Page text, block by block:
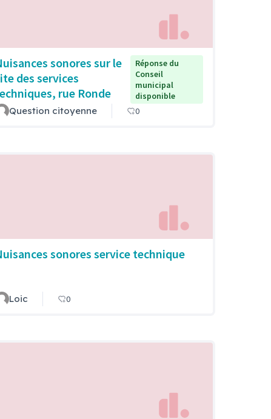
sonores sur le
des services
rue Ronde
Réponse du
Conseil
municipal
disponible
Question citoyenne 0
sonores service technique
Loic 0